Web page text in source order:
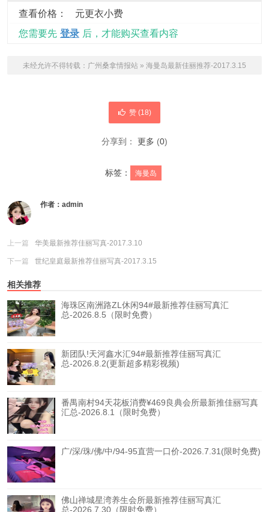
查看价格：
元更衣小费
您需要先 登录 后，才能购买查看内容
未经允许不得转载： 广州桑拿情报站 » 海曼岛最新佳丽推荐-2017.3.15
赞 (18)
分享到： 更多 (0)
标签： 海曼岛
作者： admin
上一篇 华美最新推荐佳丽写真-2017.3.10
下一篇 世纪皇庭最新推荐佳丽写真-2017.3.15
相关推荐
海珠区南洲路ZL休闲94#最新推荐佳丽写真汇
总-2026.8.5（限时免费）
新团队!天河鑫水汇94#最新推荐佳丽写真汇
总-2026.8.2(更新超多精彩视频)
番禺南村94天花板消费¥469良典会所最新推佳丽写真
汇总-2026.8.1（限时免费）
广/深/珠/佛/中/94-95直营一口价-2026.7.31(限时免费)
佛山禅城星湾养生会所最新推荐佳丽写真汇
总-2026.7.30（限时免费）